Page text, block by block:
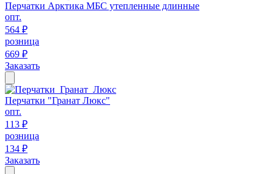
Перчатки Арктика МБС утепленные длинные
опт.
564 ₽
розница
669 ₽
Заказать
Перчатки "Гранат Люкс"
опт.
113 ₽
розница
134 ₽
Заказать